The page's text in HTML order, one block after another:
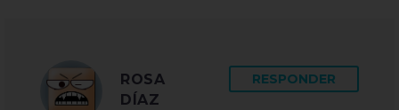
ROSA
DÍAZ
RESPONDER